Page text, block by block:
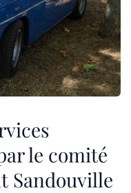
le comité
Sandouville